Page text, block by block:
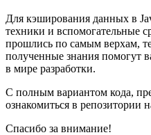
Для кэширования данных в
техники и вспомогательные
прошлись по самым верхам,
полученные знания помогут
в мире разработки.
С полным вариантом кода,
ознакомиться в репозитории
Спасибо за внимание!